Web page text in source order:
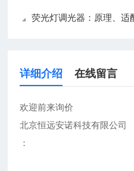
荧光灯调光器：原理、适
详细介绍 在线留言
欢迎前来询价
北京恒远安诺科技有限公司
：